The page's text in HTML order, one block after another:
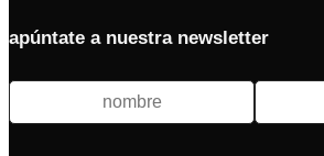
apúntate a nuestra newsletter